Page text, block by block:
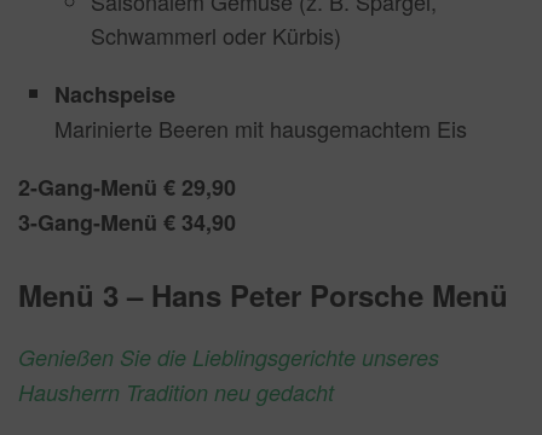
Schwammerl oder Kürbis)
Nachspeise
Marinierte Beeren mit hausgemachtem Eis
2-Gang-Menü € 29,90
3-Gang-Menü € 34,90
Menü 3 – Hans Peter Porsche Menü
Genießen Sie die Lieblingsgerichte unseres
Hausherrn Tradition neu gedacht